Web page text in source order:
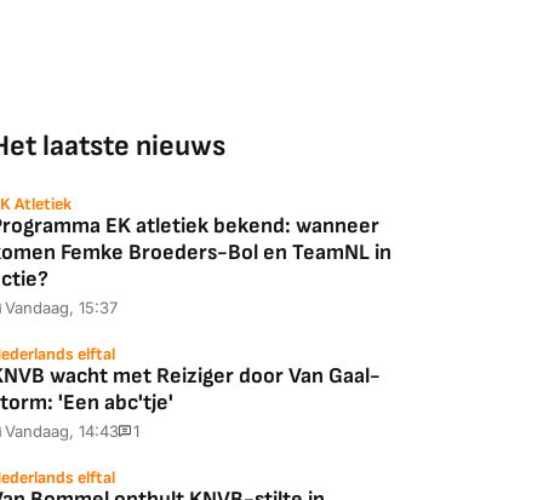
laatste nieuws
Atletiek
EK atletiek bekend: wanneer
Femke Broeders-Bol en TeamNL in
Vandaag, 15:37
elftal
wacht met Reiziger door Van Gaal-
'Een abc'tje'
Vandaag, 14:43 1
elftal